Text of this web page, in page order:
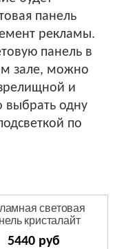
панель
рекламы.
панель в
зале, можно
и
выбрать одну
по
световая
кристалайт
5440 руб